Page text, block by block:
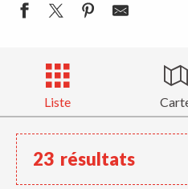
Liste
23 résultats